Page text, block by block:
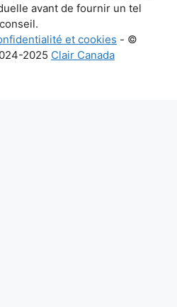
avant de fournir un tel
conseil.
et cookies - ©
2025 Clair Canada